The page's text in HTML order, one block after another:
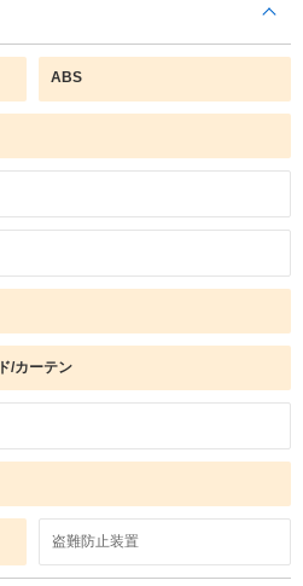
ABS
/カーテン
盗難防止装置